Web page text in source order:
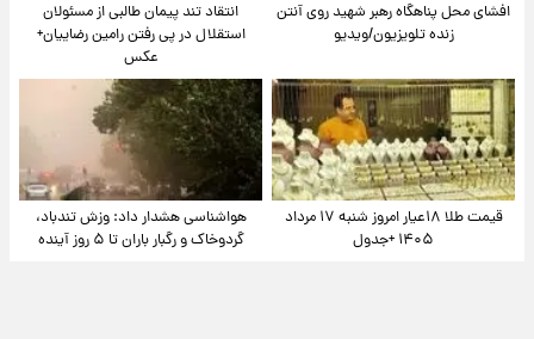
افشای محل پناهگاه‌ رهبر شهید روی آنتن
زنده تلویزیون/ویدیو
انتقاد تند پیمان طالبی از مسئولان
استقلال در پی رفتن رامین رضاییان+
عکس
قیمت طلا ۱۸عیار امروز شنبه ۱۷ مرداد
۱۴۰۵ +جدول
هواشناسی هشدار داد: وزش تندباد،
گردوخاک و رگبار باران تا ۵ روز آینده